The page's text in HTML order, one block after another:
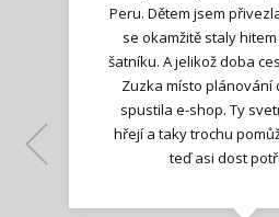
Peru. Dětem jsem
se okamžitě staly
šatníku. A jelikož doba
Zuzka místo plánování
spustila e-shop. Ty
hřejí a taky trochu
teď asi dostJana T.
Ilona M.
Lenka K.
Nadšená
Lenka K.